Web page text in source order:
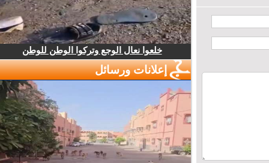
خلعوا نعال الوجع وتركوا الوطن للوطن
إعلانات ورسائل